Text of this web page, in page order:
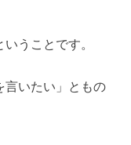
うことです。
言いたい」ともの